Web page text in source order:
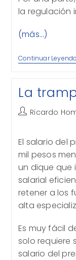
la regulación
(más…)
Continuar Leyendo
La
Autor
entrada:
Ricardo
El salario del
mil pesos
un dique que
salarial
retener a los
alta
Es muy fácil
solo requiere
salario del